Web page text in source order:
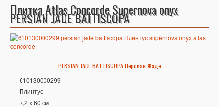
Плитка Atlas Concorde Supernova onyx
PERSIAN JADE BATTISCOPA
PERSIAN JADE BATTISCOPA Персиан Жаде
610130000299
Плинтус
7,2 x 60 см